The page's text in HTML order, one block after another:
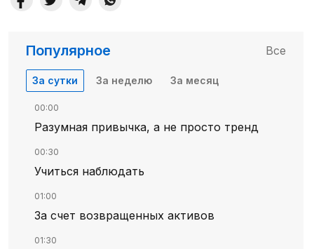
Популярное Все
За сутки За неделю За месяц
00:00
Разумная привычка, а не просто тренд
00:30
Учиться наблюдать
01:00
За счет возвращенных активов
01:30